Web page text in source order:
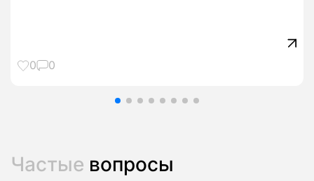
0 0
Частые вопросы